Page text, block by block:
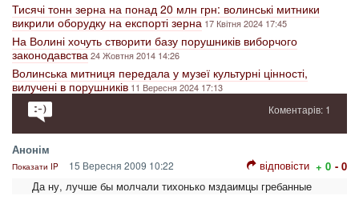
Тисячі тонн зерна на понад 20 млн грн: волинські митники
викрили оборудку на експорті зерна 17 Квітня 2024 17:45
На Волині хочуть створити базу порушників виборчого
законодавства24 Жовтня 2014 14:26
Волинська митниця передала у музеї культурні цінності,
вилучені в порушників 11 Вересня 2024 17:13
Коментарів: 1
Анонім
Показати IP 15 Вересня 2009 10:22 відповісти + 0 - 0
Да ну, лучше бы молчали тихонько мздаимцы гребанные